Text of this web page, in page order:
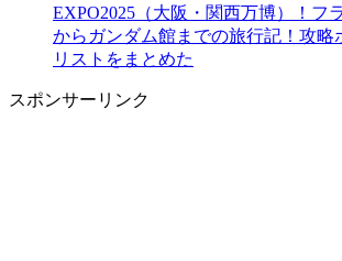
EXPO2025（大阪・関西万博）！フ
からガンダム館までの旅行記！攻略
リストをまとめた
スポンサーリンク